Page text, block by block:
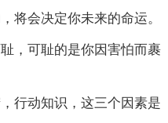
将会决定你未来的命运。
，可耻的是你因害怕而裹
行动知识，这三个因素是